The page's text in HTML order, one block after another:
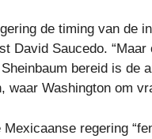
de timing van de
David Saucedo.
bereid is de
waar Washington om
regering